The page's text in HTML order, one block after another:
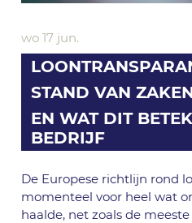
wo 17 jun.
STAND VAN
EN WAT DIT
BEDRIJF
De Europese richtlijn rond
momenteel voor heel wat
haalde, net zoals de